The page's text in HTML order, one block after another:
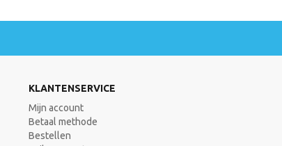
KLANTENSERVICE
Mijn account
Betaal methode
Bestellen